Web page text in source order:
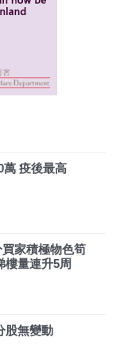
萬 疫後最高
買家積極物色筍
樓量連升5周
股無變動